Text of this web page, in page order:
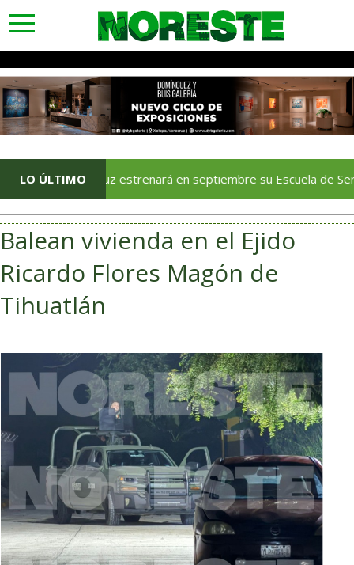
toggle
navigation
LO ÚLTIMO
Veracruz estrenará en septiembre su Escuela de Servicios
Balean vivienda en el Ejido
Ricardo Flores Magón de
Tihuatlán